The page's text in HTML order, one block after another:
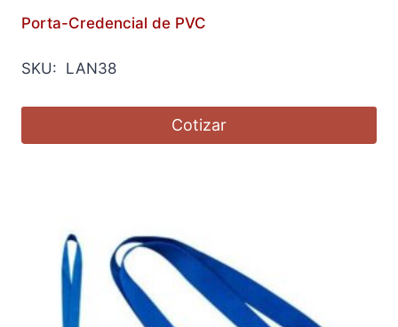
Porta-Credencial de PVC
SKU: LAN38
Cotizar